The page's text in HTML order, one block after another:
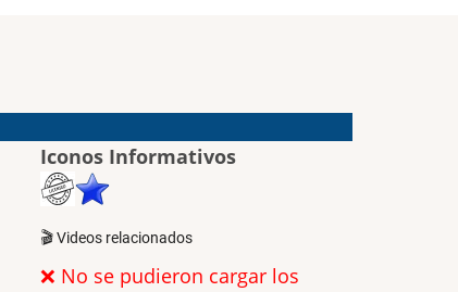
Iconos Informativos
🎬 Videos relacionados
❌ No se pudieron cargar los